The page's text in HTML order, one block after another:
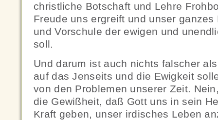
christliche Botschaft und Lehre
Freude uns ergreift und unser
und Vorschule der ewigen und
soll.
Und darum ist auch nichts falscher
auf das Jenseits und die Ewigkeit
von den Problemen unserer Zeit.
die Gewißheit, daß Gott uns in sein
Kraft geben, unser irdisches Leben